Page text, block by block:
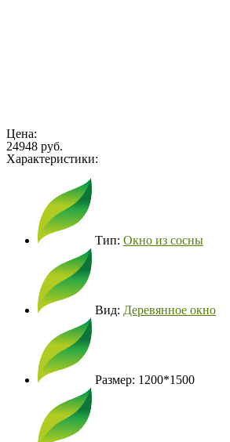
Цена:
24948 руб.
Характеристики:
Тип: Окно из сосны
Вид: Деревянное окно
Размер: 1200*1500